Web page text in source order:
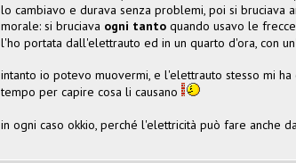
lo cambiavo e durava senza problemi, poi si bruciava
morale: si bruciava ogni tanto quando usavo le
l'ho portata dall'elettrauto ed in un quarto d'ora, con
intanto io potevo muovermi, e l'elettrauto stesso mi
tempo per capire cosa li causano
in ogni caso okkio, perché l'elettricità può fare anche